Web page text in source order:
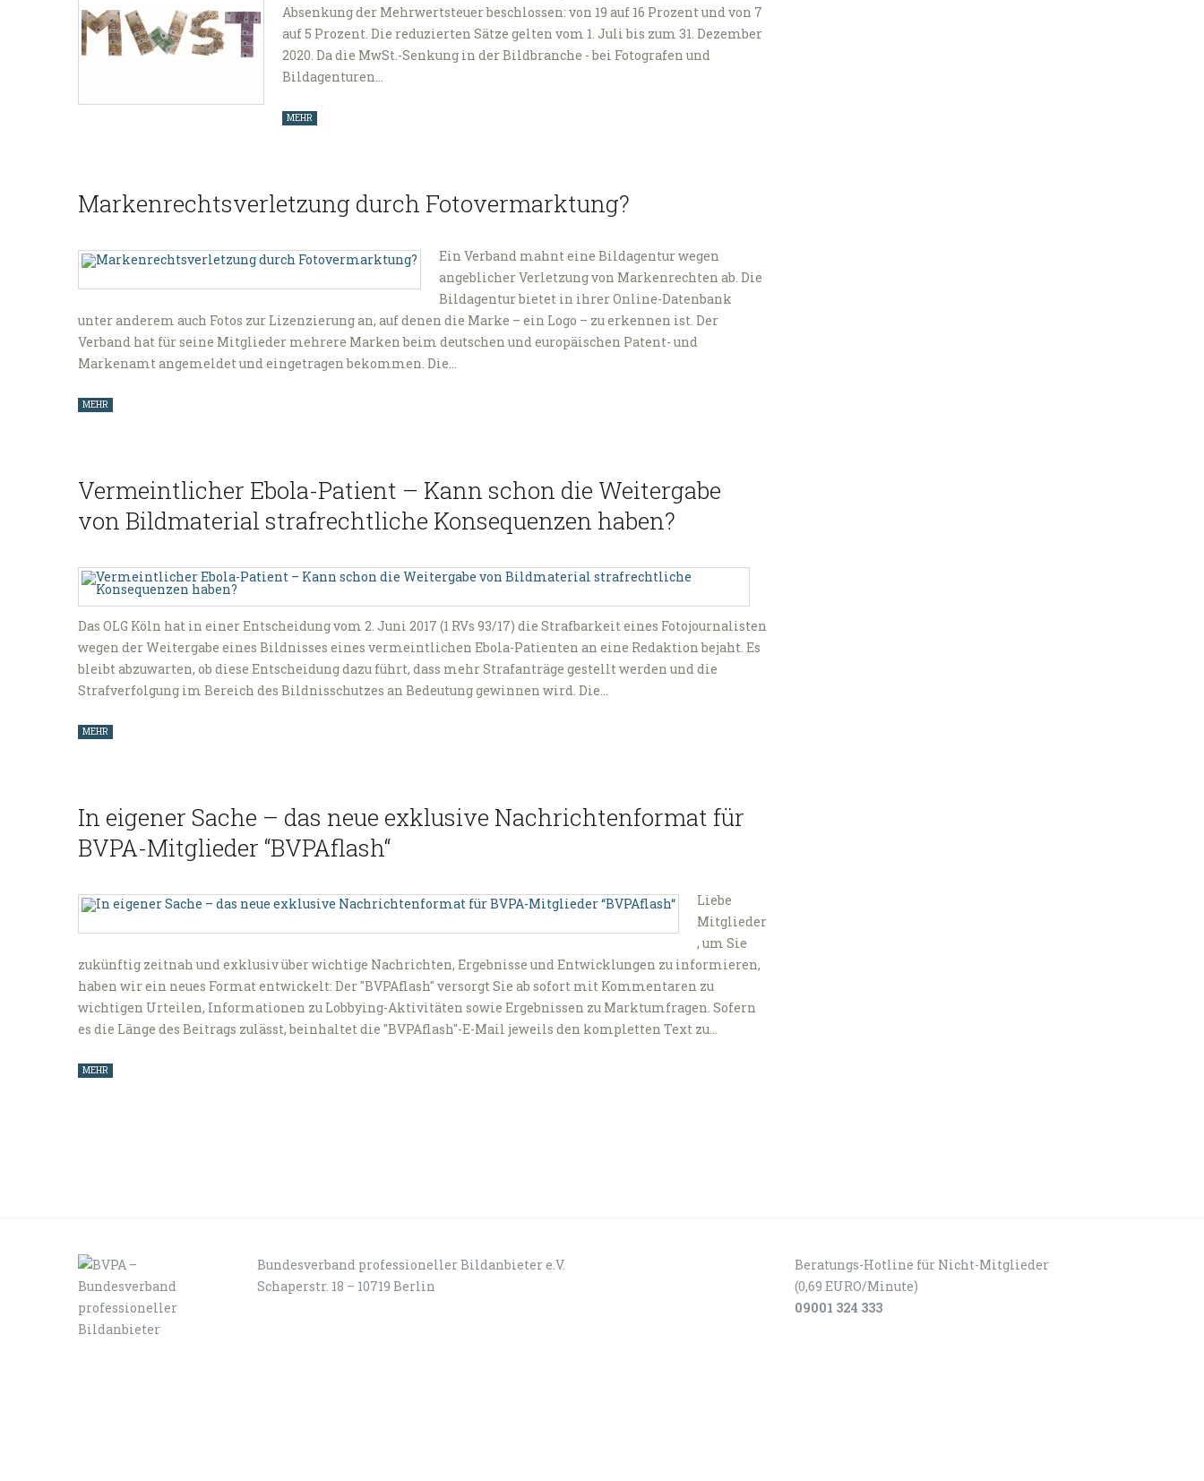
Absenkung der Mehrwertsteuer beschlossen: von 19 auf 16 Prozent und von 7
auf 5 Prozent. Die reduzierten Sätze gelten vom 1. Juli bis zum 31. Dezember
2020. Da die MwSt.-Senkung in der Bildbranche - bei Fotografen und
Bildagenturen…
MEHR
Markenrechtsverletzung durch Fotovermarktung?
Ein Verband mahnt eine Bildagentur wegen
angeblicher Verletzung von Markenrechten ab. Die
Bildagentur bietet in ihrer Online-Datenbank
unter anderem auch Fotos zur Lizenzierung an, auf denen die Marke – ein Logo – zu erkennen ist. Der
Verband hat für seine Mitglieder mehrere Marken beim deutschen und europäischen Patent- und
Markenamt angemeldet und eingetragen bekommen. Die…
MEHR
Vermeintlicher Ebola-Patient – Kann schon die Weitergabe
von Bildmaterial strafrechtliche Konsequenzen haben?
Das OLG Köln hat in einer Entscheidung vom 2. Juni 2017 (1 RVs 93/17) die Strafbarkeit eines Fotojournalisten
wegen der Weitergabe eines Bildnisses eines vermeintlichen Ebola-Patienten an eine Redaktion bejaht. Es
bleibt abzuwarten, ob diese Entscheidung dazu führt, dass mehr Strafanträge gestellt werden und die
Strafverfolgung im Bereich des Bildnisschutzes an Bedeutung gewinnen wird. Die…
MEHR
In eigener Sache – das neue exklusive Nachrichtenformat für
BVPA-Mitglieder “BVPAflash“
Liebe
Mitglieder
, um Sie
zukünftig zeitnah und exklusiv über wichtige Nachrichten, Ergebnisse und Entwicklungen zu informieren,
haben wir ein neues Format entwickelt: Der "BVPAflash" versorgt Sie ab sofort mit Kommentaren zu
wichtigen Urteilen, Informationen zu Lobbying-Aktivitäten sowie Ergebnissen zu Marktumfragen. Sofern
es die Länge des Beitrags zulässt, beinhaltet die "BVPAflash"-E-Mail jeweils den kompletten Text zu…
MEHR
Bundesverband professioneller Bildanbieter e.V.
Schaperstr. 18 – 10719 Berlin
Beratungs-Hotline für Nicht-Mitglieder
(0,69 EURO/Minute)
09001 324 333